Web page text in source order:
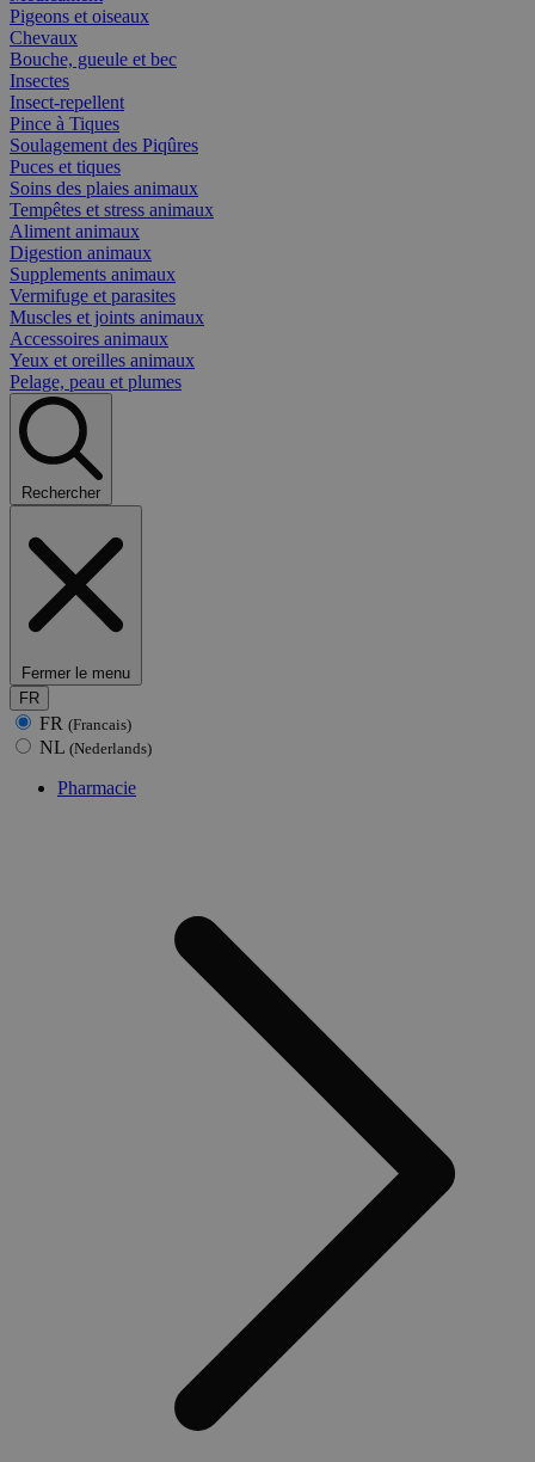
Pigeons et oiseaux
Chevaux
Bouche, gueule et bec
Insectes
Insect-repellent
Pince à Tiques
Soulagement des Piqûres
Puces et tiques
Soins des plaies animaux
Tempêtes et stress animaux
Aliment animaux
Digestion animaux
Supplements animaux
Vermifuge et parasites
Muscles et joints animaux
Accessoires animaux
Yeux et oreilles animaux
Pelage, peau et plumes
Rechercher
Fermer le menu
FR
FR (Francais)
NL (Nederlands)
Pharmacie